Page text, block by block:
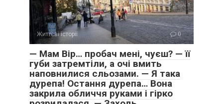
Життєві історії 0
— Мам Вір… пробач мені, чуєш? — її
губи затремтіли, а очі вмить
наповнилися сльозами. — Я така
дурепа! Остання дурепа… Вона
закрила обличчя руками і гірко